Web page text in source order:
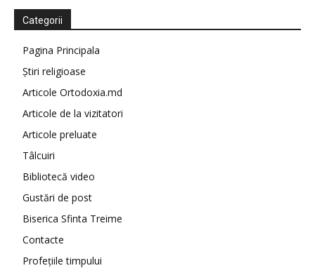
Categorii
Pagina Principala
Știri religioase
Articole Ortodoxia.md
Articole de la vizitatori
Articole preluate
Tâlcuiri
Bibliotecă video
Gustări de post
Biserica Sfinta Treime
Contacte
Profețiile timpului